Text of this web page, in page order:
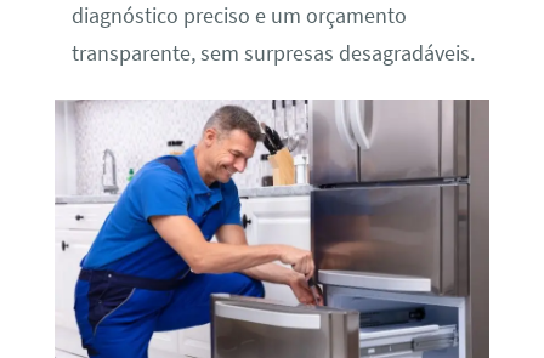
diagnóstico preciso e um orçamento
transparente, sem surpresas desagradáveis.